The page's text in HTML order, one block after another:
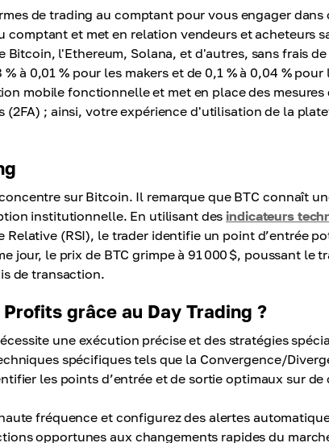
de trading au comptant pour vous engager dans
comptant et met en relation vendeurs et acheteurs
Bitcoin, l'Ethereum, Solana, et d'autres, sans frais
à 0,01 % pour les makers et de 0,1 % à 0,04 %
mobile fonctionnelle et met en place des
; ainsi, votre expérience d'utilisation de la
sur Bitcoin. Il remarque que BTC connaît
institutionnelle. En utilisant desindicateurs
Relative (RSI), le trader identifie un point d’entrée
jour, le prix de BTC grimpe à 91 000 $, poussant le
de transaction.
grâce au Day Trading ?
une exécution précise et des stratégies
spécifiques tels que la Convergence/
les points d’entrée et de sortie optimaux sur
fréquence et configurez des alertes
opportunes aux changements rapides du